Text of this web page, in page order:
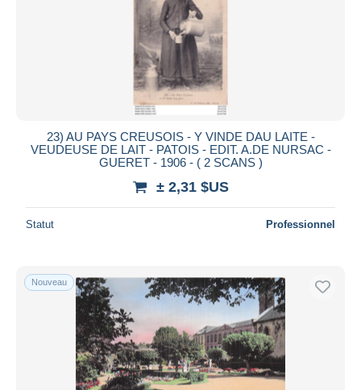
23) AU PAYS CREUSOIS - Y VINDE DAU LAITE -
VEUDEUSE DE LAIT - PATOIS - EDIT. A.DE NURSAC -
GUERET - 1906 - ( 2 SCANS )
± 2,31 $US
Statut Professionnel
Nouveau